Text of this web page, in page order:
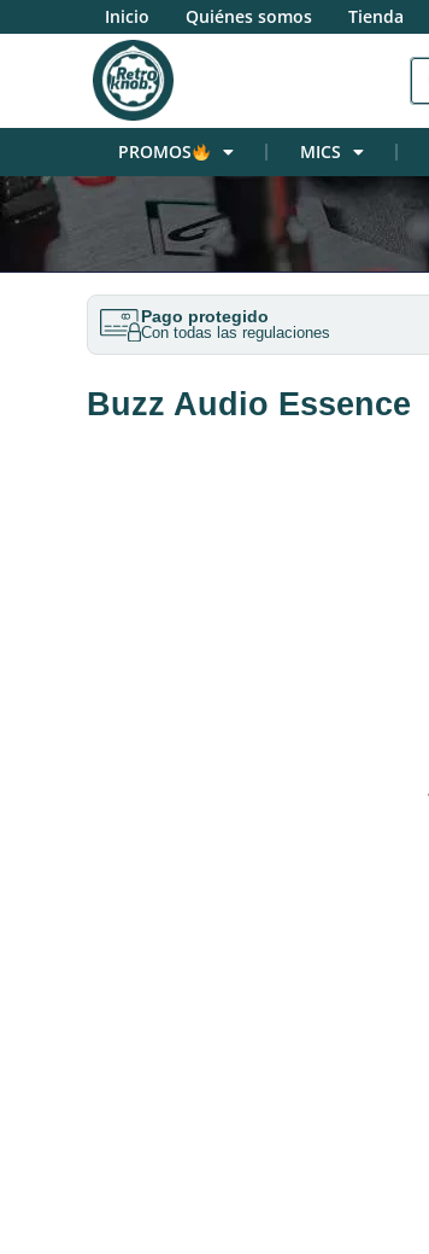
Inicio Quiénes somos Tienda
PROMOS MICS
Pago protegido
Con todas las regulaciones
Buzz Audio Essence